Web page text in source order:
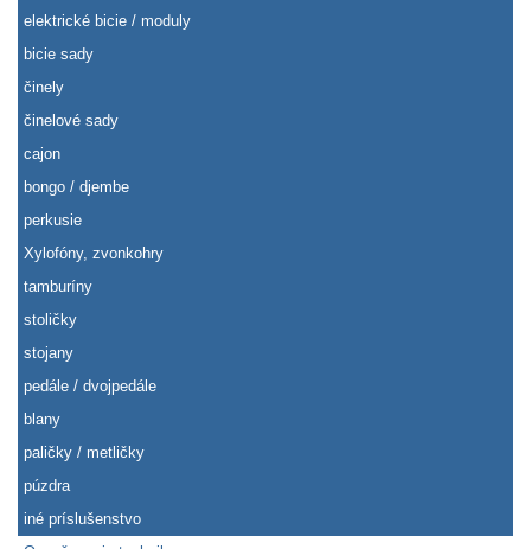
elektrické bicie / moduly
bicie sady
činely
činelové sady
cajon
bongo / djembe
perkusie
Xylofóny, zvonkohry
tamburíny
stoličky
stojany
pedále / dvojpedále
blany
paličky / metličky
púzdra
iné príslušenstvo